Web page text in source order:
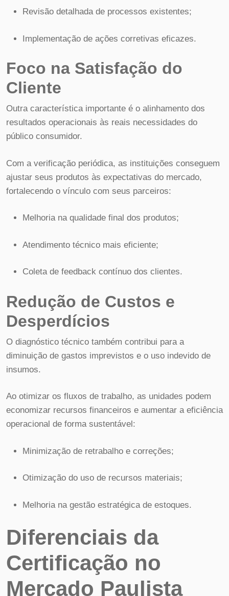
Revisão detalhada de processos existentes;
Implementação de ações corretivas eficazes.
Foco na Satisfação do
Cliente
Outra característica importante é o alinhamento dos
resultados operacionais às reais necessidades do
público consumidor.
Com a verificação periódica, as instituições conseguem
ajustar seus produtos às expectativas do mercado,
fortalecendo o vínculo com seus parceiros:
Melhoria na qualidade final dos produtos;
Atendimento técnico mais eficiente;
Coleta de feedback contínuo dos clientes.
Redução de Custos e
Desperdícios
O diagnóstico técnico também contribui para a
diminuição de gastos imprevistos e o uso indevido de
insumos.
Ao otimizar os fluxos de trabalho, as unidades podem
economizar recursos financeiros e aumentar a eficiência
operacional de forma sustentável:
Minimização de retrabalho e correções;
Otimização do uso de recursos materiais;
Melhoria na gestão estratégica de estoques.
Diferenciais da
Certificação no
Mercado Paulista